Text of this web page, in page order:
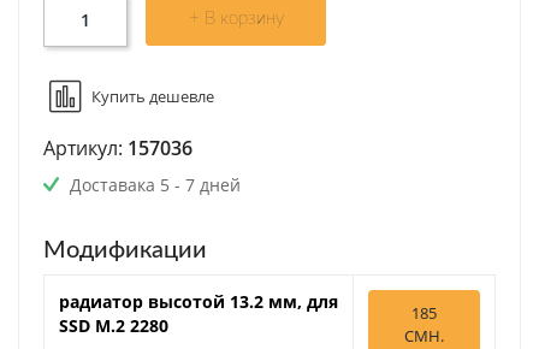
+ В корзину
Купить дешевле
Артикул: 157036
Доставака 5 - 7 дней
Модификации
радиатор высотой 13.2 мм, для
SSD M.2 2280
185
СМН.